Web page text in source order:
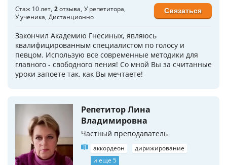
Стаж 10 лет 2отзыва У репетитора
У ученика Дистанционно
Закончил Академию Гнесиных, являюсь
квалифицированным специалистом по голосу и
певцом. Использую все современные методики для
главного - свободного пения! Со мной Вы за считанные
уроки запоете так, как Вы мечтаете!
Связаться
Репетитор Лина
Владимировна
Частный преподаватель
аккордеон
дирижирование
и еще 5